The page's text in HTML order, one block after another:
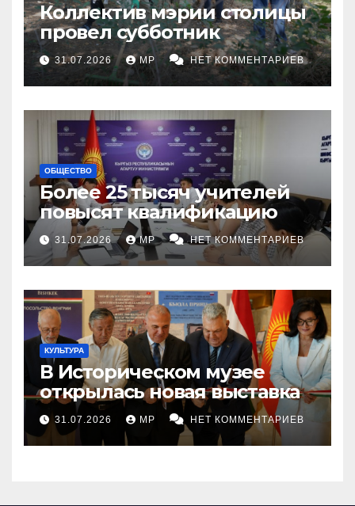
Коллектив мэрии столицы
провел субботник
31.07.2026 MP НЕТ КОММЕНТАРИЕВ
ОБЩЕСТВО
Более 25 тысяч учителей
повысят квалификацию
31.07.2026 MP НЕТ КОММЕНТАРИЕВ
КУЛЬТУРА
В Историческом музее
открылась новая выставка
31.07.2026 MP НЕТ КОММЕНТАРИЕВ